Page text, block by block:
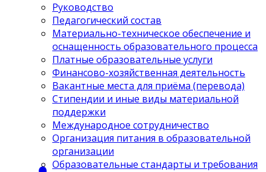
Руководство
Педагогический состав
Материально-техническое обеспечение и
оснащенность образовательного процесса
Платные образовательные услуги
Финансово-хозяйственная деятельность
Вакантные места для приёма (перевода)
Стипендии и иные виды материальной
поддержки
Международное сотрудничество
Организация питания в образовательной
организации
Образовательные стандарты и требования